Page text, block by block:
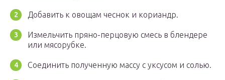
Добавить к овощам чеснок и кориандр.
Измельчить пряно-перцовую смесь в блендере
или мясорубке.
Соединить полученную массу с уксусом и солью.